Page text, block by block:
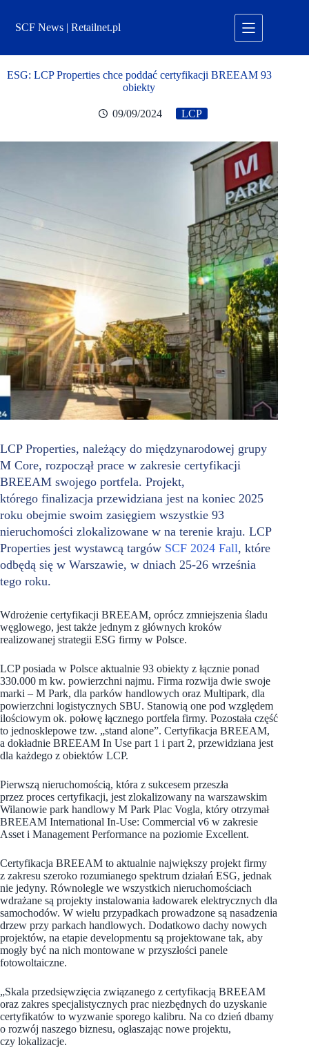
treściSCF News | Retailnet.pl
ESG: LCP Properties chce poddać certyfikacji BREEAM 93
obiekty
09/09/2024 LCP
LCP Properties, należący do międzynarodowej grupy
M Core, rozpoczął prace w zakresie certyfikacji
BREEAM swojego portfela. Projekt,
którego finalizacja przewidziana jest na koniec 2025
roku obejmie swoim zasięgiem wszystkie 93
nieruchomości zlokalizowane w na terenie kraju. LCP
Properties jest wystawcą targów SCF 2024 Fall, które
odbędą się w Warszawie, w dniach 25-26 września
tego roku.
Wdrożenie certyfikacji BREEAM, oprócz zmniejszenia śladu
węglowego, jest także jednym z głównych kroków
realizowanej strategii ESG firmy w Polsce.
LCP posiada w Polsce aktualnie 93 obiekty z łącznie ponad
330.000 m kw. powierzchni najmu. Firma rozwija dwie swoje
marki – M Park, dla parków handlowych oraz Multipark, dla
powierzchni logistycznych SBU. Stanowią one pod względem
ilościowym ok. połowę łącznego portfela firmy. Pozostała część
to jednosklepowe tzw. „stand alone”. Certyfikacja BREEAM,
a dokładnie BREEAM In Use part 1 i part 2, przewidziana jest
dla każdego z obiektów LCP.
Pierwszą nieruchomością, która z sukcesem przeszła
przez proces certyfikacji, jest zlokalizowany na warszawskim
Wilanowie park handlowy M Park Plac Vogla, który otrzymał
BREEAM International In-Use: Commercial v6 w zakresie
Asset i Management Performance na poziomie Excellent.
Certyfikacja BREEAM to aktualnie największy projekt firmy
z zakresu szeroko rozumianego spektrum działań ESG, jednak
nie jedyny. Równolegle we wszystkich nieruchomościach
wdrażane są projekty instalowania ładowarek elektrycznych dla
samochodów. W wielu przypadkach prowadzone są nasadzenia
drzew przy parkach handlowych. Dodatkowo dachy nowych
projektów, na etapie developmentu są projektowane tak, aby
mogły być na nich montowane w przyszłości panele
fotowoltaiczne.
„Skala przedsięwzięcia związanego z certyfikacją BREEAM
oraz zakres specjalistycznych prac niezbędnych do uzyskanie
certyfikatów to wyzwanie sporego kalibru. Na co dzień dbamy
o rozwój naszego biznesu, ogłaszając nowe projektu,
czy lokalizacje.